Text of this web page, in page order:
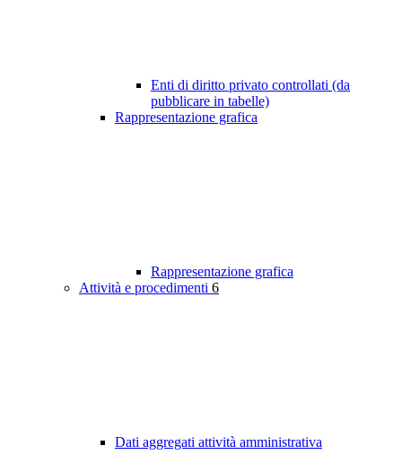
Enti di diritto privato controllati (da
pubblicare in tabelle)
Rappresentazione grafica
Rappresentazione grafica
Attività e procedimenti 6
Dati aggregati attività amministrativa